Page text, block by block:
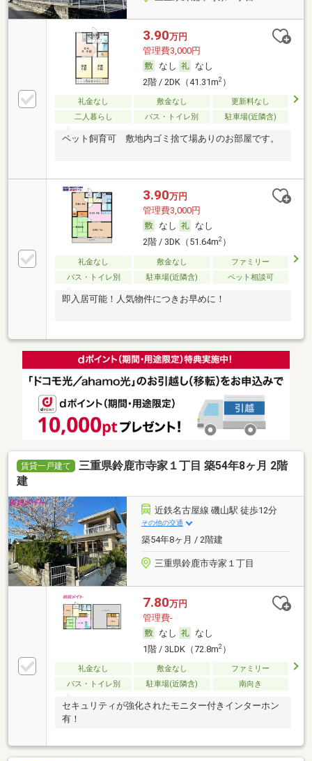
3.90万円
管理費3,000円
なし
なし
2階 / 2DK（41.31m2）
礼金なし 敷金なし
更新料なし
二人暮らし
バス・トイレ別 駐車場(近隣含)
ペット飼育可 敷地内ゴミ捨て場ありのお部屋です。
3.90万円
管理費3,000円
なし
なし
2階 / 3DK（51.64m2）
礼金なし 敷金なし
ファミリー
バス・トイレ別
駐車場(近隣含) ペット相談可
即入居可能！人気物件につきお早めに！
賃貸一戸建て
三重県鈴鹿市寺家１丁目 築54年8ヶ月 2階
建
近鉄名古屋線 磯山駅 徒歩12分
その他の交通
築54年8ヶ月 / 2階建
三重県鈴鹿市寺家１丁目
7.80万円
管理費-
なし
なし
1階 / 3LDK（72.8m2）
礼金なし 敷金なし
ファミリー
バス・トイレ別
駐車場(近隣含) 南向き
セキュリティが強化されたモニター付きインターホン
有！